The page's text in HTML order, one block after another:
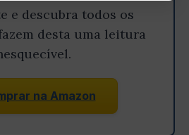
e descubra todos os
desta uma leitura
na Amazon